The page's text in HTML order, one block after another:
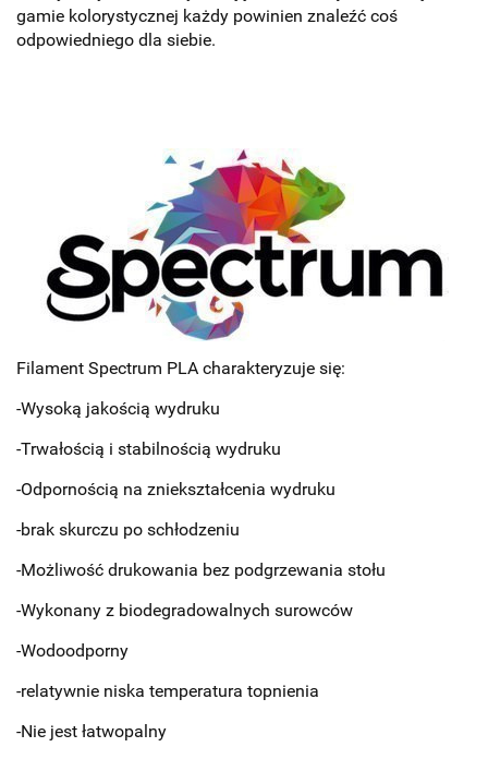
gamie kolorystycznej każdy powinien znaleźć coś
odpowiedniego dla siebie.
Filament Spectrum PLA charakteryzuje się:
-Wysoką jakością wydruku
-Trwałością i stabilnością wydruku
-Odpornością na zniekształcenia wydruku
-brak skurczu po schłodzeniu
-Możliwość drukowania bez podgrzewania stołu
-Wykonany z biodegradowalnych surowców
-Wodoodporny
-relatywnie niska temperatura topnienia
-Nie jest łatwopalny